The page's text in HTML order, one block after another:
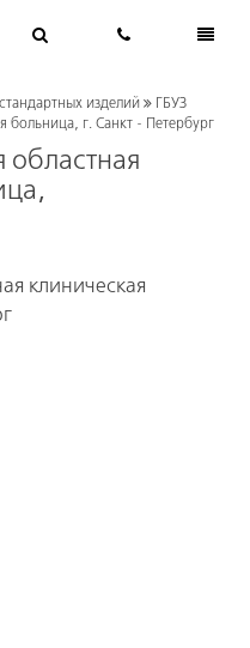
изделий
ГБУЗ
больница, г. Санкт - Петербург
областная
клиническая